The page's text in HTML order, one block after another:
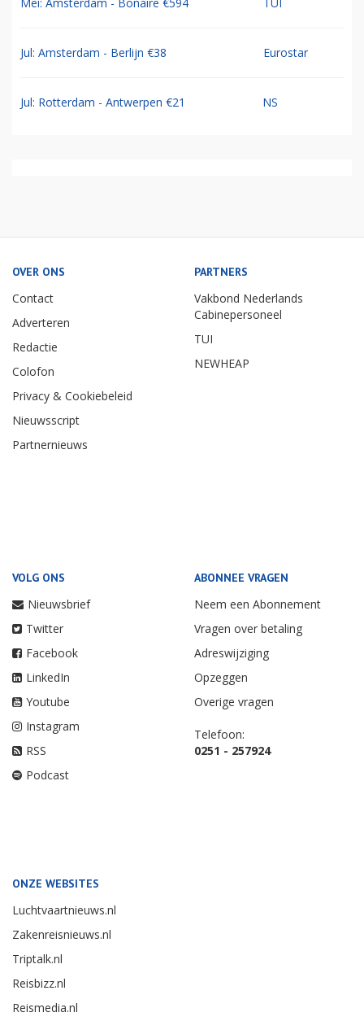
Jul: Amsterdam - Berlijn €38 Eurostar
Jul: Rotterdam - Antwerpen €21 NS
OVER ONS
Contact
Adverteren
Redactie
Colofon
Privacy & Cookiebeleid
Nieuwsscript
Partnernieuws
PARTNERS
Vakbond Nederlands
Cabinepersoneel
TUI
NEWHEAP
VOLG ONS
Nieuwsbrief
Twitter
Facebook
LinkedIn
Youtube
Instagram
RSS
Podcast
ABONNEE VRAGEN
Neem een Abonnement
Vragen over betaling
Adreswijziging
Opzeggen
Overige vragen
Telefoon:
0251 - 257924
ONZE WEBSITES
Luchtvaartnieuws.nl
Zakenreisnieuws.nl
Triptalk.nl
Reisbizz.nl
Reismedia.nl